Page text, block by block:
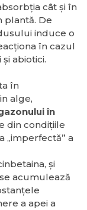
cât și în
plantă. De
induce o
în cazul
abiotici.
în
alge,
în
din condițiile
„imperfectă” a
și
acumulează
a apei a